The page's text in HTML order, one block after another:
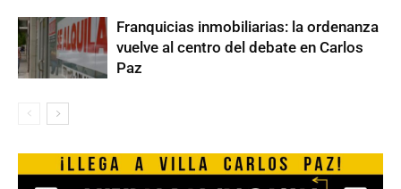
Franquicias inmobiliarias: la ordenanza
vuelve al centro del debate en Carlos
Paz